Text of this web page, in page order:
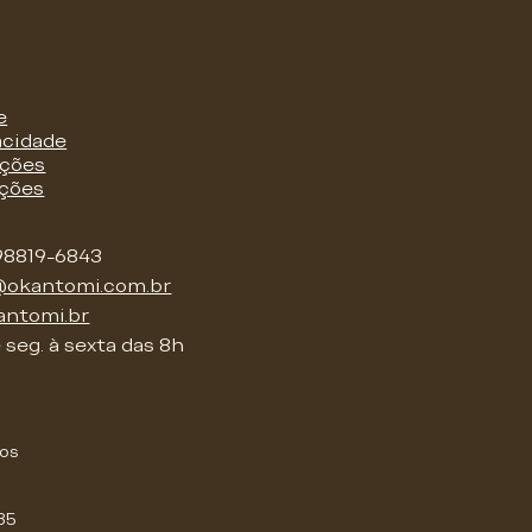
6843
à sexta das 8h